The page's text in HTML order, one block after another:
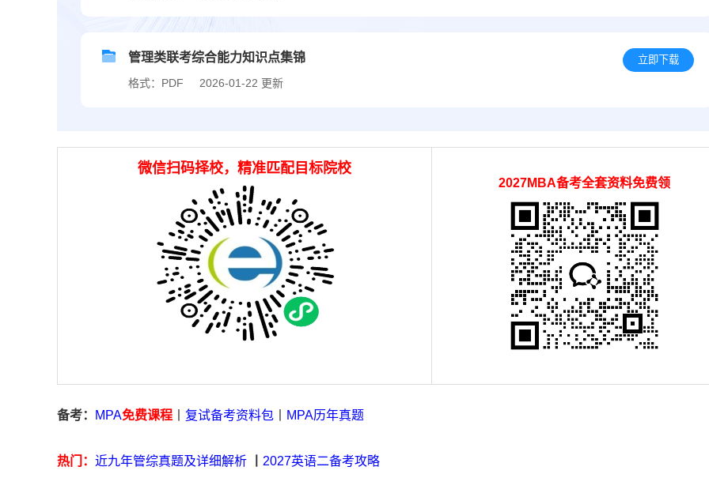
管理类联考综合能力知识点集锦
格式：PDF 2026-01-22 更新
立即下载
微信扫码择校，精准匹配目标院校
2027MBA备考全套资料免费领
备考： MPA免费课程 复试备考资料包 MPA历年真题
热门： 近九年管综真题及详细解析 2027英语二备考攻略